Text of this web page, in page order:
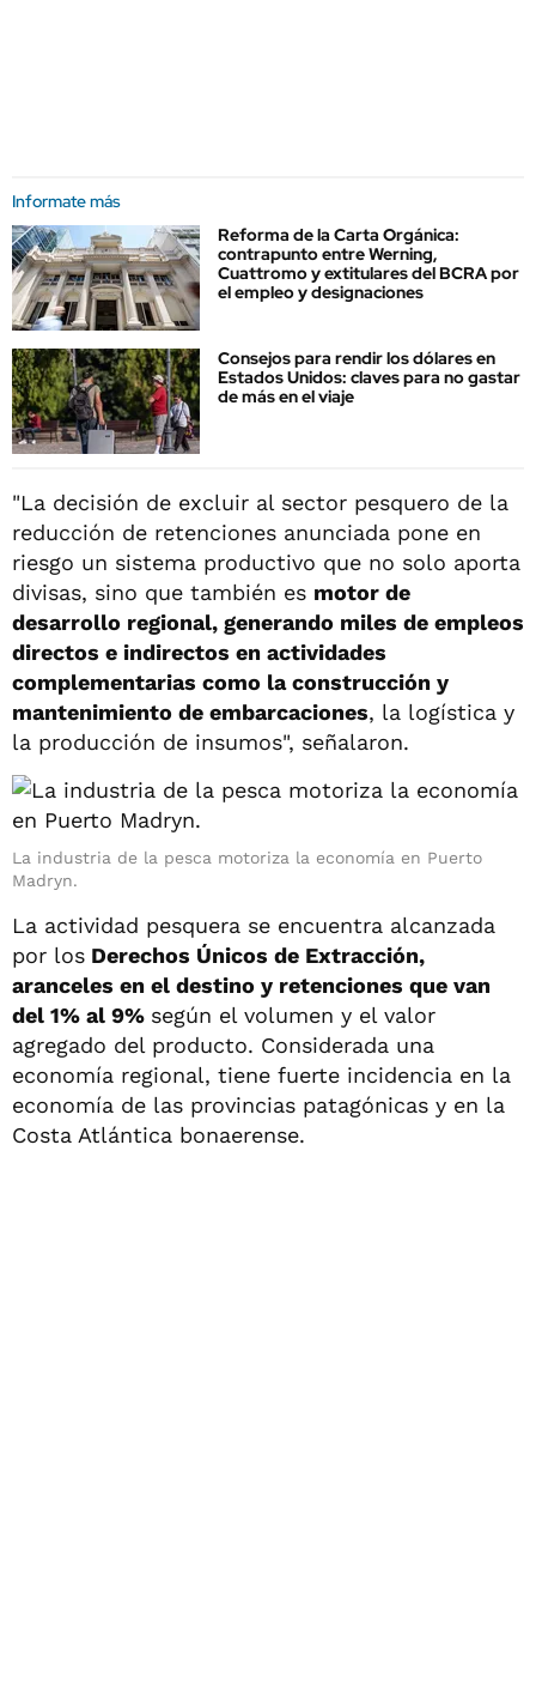
Informate más
Reforma de la Carta Orgánica:
contrapunto entre Werning,
Cuattromo y extitulares del BCRA por
el empleo y designaciones
Consejos para rendir los dólares en
Estados Unidos: claves para no gastar
de más en el viaje
"La decisión de excluir al sector pesquero de la
reducción de retenciones anunciada pone en
riesgo un sistema productivo que no solo aporta
divisas, sino que también es motor de
desarrollo regional, generando miles de empleos
directos e indirectos en actividades
complementarias como la construcción y
mantenimiento de embarcaciones, la logística y
la producción de insumos", señalaron.
La industria de la pesca motoriza la economía en Puerto
Madryn.
La actividad pesquera se encuentra alcanzada
por los Derechos Únicos de Extracción,
aranceles en el destino y retenciones que van
del 1% al 9% según el volumen y el valor
agregado del producto. Considerada una
economía regional, tiene fuerte incidencia en la
economía de las provincias patagónicas y en la
Costa Atlántica bonaerense.